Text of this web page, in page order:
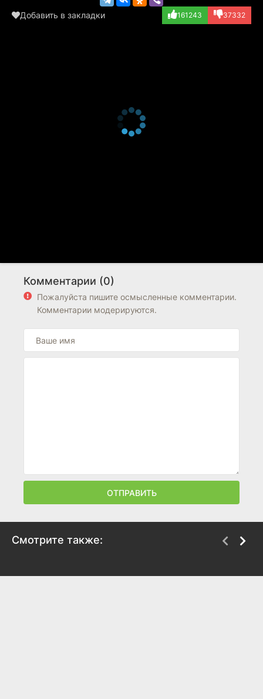
Добавить в закладки 161243 37332
Комментарии (0)
Пожалуйста пишите осмысленные комментарии.
Комментарии модерируются.
ОТПРАВИТЬ
Смотрите также: